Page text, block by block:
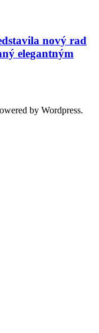
nový rad
elegantným
by Wordpress.